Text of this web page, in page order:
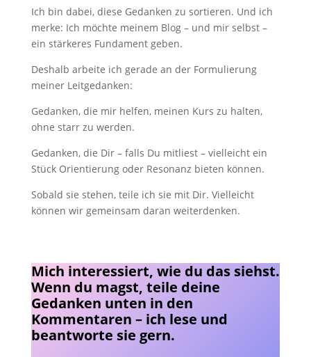
Ich bin dabei, diese Gedanken zu sortieren. Und ich
merke: Ich möchte meinem Blog – und mir selbst –
ein stärkeres Fundament geben.
Deshalb arbeite ich gerade an der Formulierung
meiner Leitgedanken:
Gedanken, die mir helfen, meinen Kurs zu halten,
ohne starr zu werden.
Gedanken, die Dir – falls Du mitliest – vielleicht ein
Stück Orientierung oder Resonanz bieten können.
Sobald sie stehen, teile ich sie mit Dir. Vielleicht
können wir gemeinsam daran weiterdenken.
Mich interessiert, wie du das siehst.
Wenn du magst, teile deine
Gedanken unten in den
Kommentaren – ich lese und
beantworte sie gern.